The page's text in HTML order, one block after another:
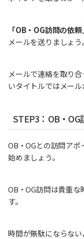
「OB・OG訪問の依
メールを送りましょう。
メールで連絡を取り
いタイトルではメール
STEP3：OB・
OB・OGとの訪問ア
始めましょう。
OB・OG訪問は貴重
す。
時間が無駄にならな